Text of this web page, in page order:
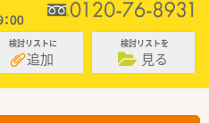
検討リストに
追加
検討リストを
見る